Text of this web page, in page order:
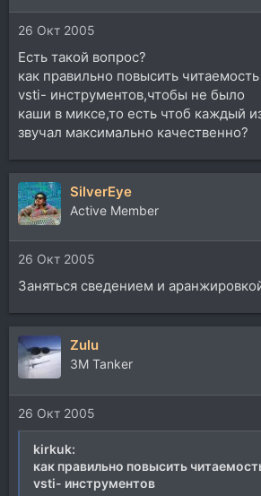
а
26 Окт 2005
Есть такой вопрос?
как правильно повысить читаемость
vsti- инструментов,чтобы не было
каши в миксе,то есть чтоб каждый
звучал максимально качественно?
SilverEye
Active Member
26 Окт 2005
Заняться сведением и
Zulu
3М Tanker
26 Окт 2005
kirkuk:
как правильно повысить
vsti- инструментов